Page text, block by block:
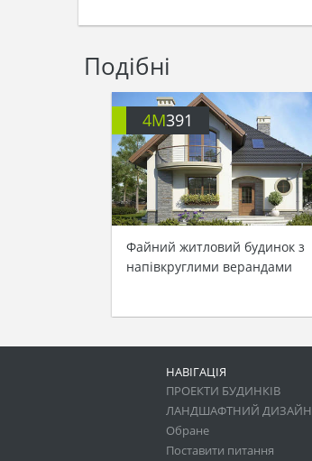
Подібні
4M391
Файний житловий будинок з
напівкруглими верандами
НАВІГАЦІЯ
ПРОЕКТИ БУДИНКІВ
ЛАНДШАФТНИЙ ДИЗАЙН
Обране
Поставити питання